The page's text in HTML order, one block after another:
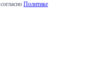
согласно Политике